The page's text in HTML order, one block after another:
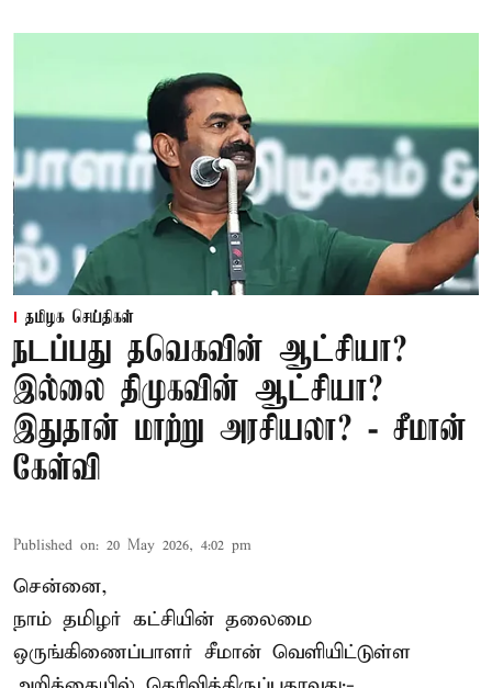
தமிழக செய்திகள்
நடப்பது தவெகவின் ஆட்சியா?
இல்லை திமுகவின் ஆட்சியா?
இதுதான் மாற்று அரசியலா? - சீமான்
கேள்வி
Published on: 20 May 2026, 4:02 pm
சென்னை,
நாம் தமிழர் கட்சியின் தலைமை
ஒருங்கிணைப்பாளர் சீமான் வெளியிட்டுள்ள